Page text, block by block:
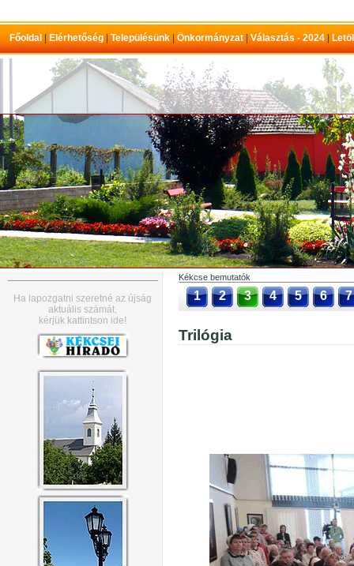
Főoldal Elérhetőség Településünk Önkormányzat Választás - 2024
Ha lapozgatni szeretné az újság
aktuális számát,
kérjük kattintson ide!
Kékcse bemutatók
1 2 3 4 5 6 7
Trilógia